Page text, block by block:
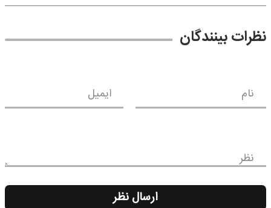
نظرات بینندگان
نام ایمیل
نظر
ارسال نظر